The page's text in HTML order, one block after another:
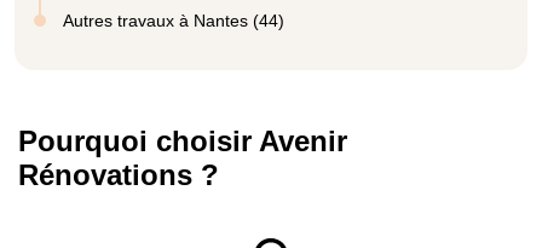
Autres travaux à Nantes (44)
Pourquoi choisir Avenir
Rénovations ?